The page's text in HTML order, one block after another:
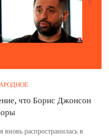
что Борис Джонсон
распространилась в